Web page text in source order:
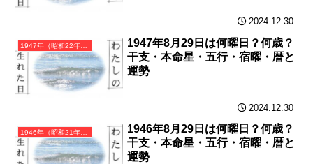
2024.12.30
1947年（昭和22年）丁亥（ひのとい）・亥年（いのしし年）カレンダー（月曜はじまり）
1947年8月29日は何曜日？何歳？
干支・本命星・五行・宿曜・暦と
運勢
2024.12.30
1946年（昭和21年）丙戌（ひのえいぬ）・戌年（いぬ年）カレンダー（月曜はじまり）
1946年8月29日は何曜日？何歳？
干支・本命星・五行・宿曜・暦と
運勢